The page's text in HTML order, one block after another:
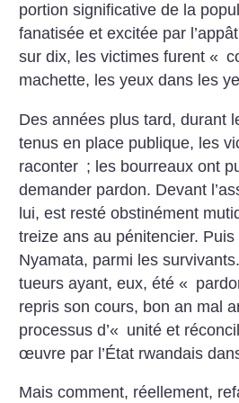
portion significative de la
fanatisée et excitée par
sur dix, les victimes furent «
machette, les yeux dans les
Des années plus tard, durant
tenus en place publique, les
raconter ; les bourreaux ont
demander pardon. Devant
lui, est resté obstinément
treize ans au pénitencier.
Nyamata, parmi les
tueurs ayant, eux, été «
repris son cours, bon an mal
processus d’« unité et
œuvre par l’État rwandais
Mais comment, réellement,